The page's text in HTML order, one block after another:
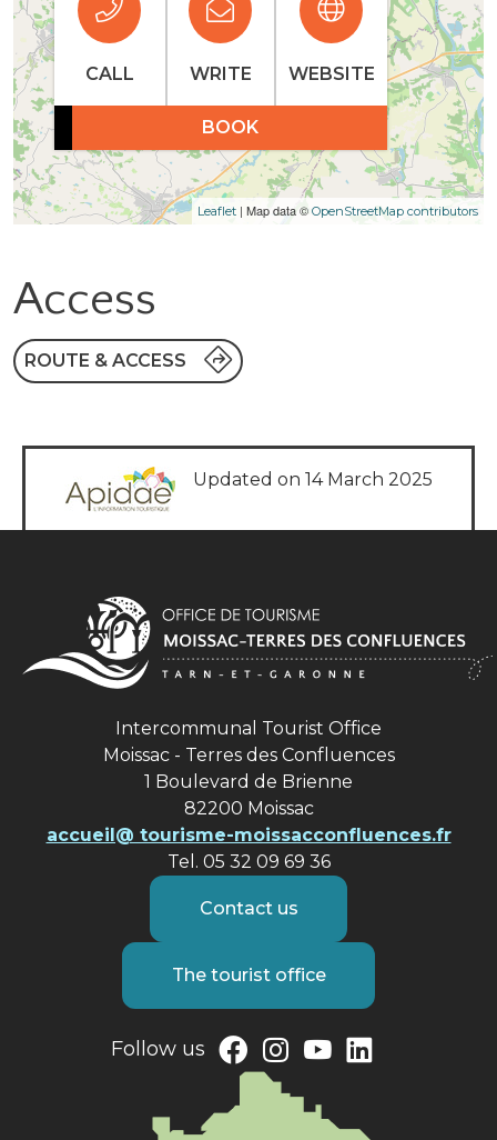
Leaflet | Map data © OpenStreetMap contributors
CALL WRITE WEBSITE
BOOK
Access
ROUTE & ACCESS
Updated on 14 March 2025
Intercommunal Tourist Office
Moissac - Terres des Confluences
1 Boulevard de Brienne
82200 Moissac
accueil@ tourisme-moissacconfluences.fr
Tel. 05 32 09 69 36
Contact us
The tourist office
Follow us